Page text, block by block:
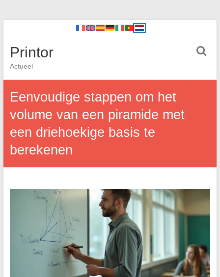
Printor
Actueel
Eenvoudige stappen om het
volume van een piramide met
een driehoekige basis te
berekenen